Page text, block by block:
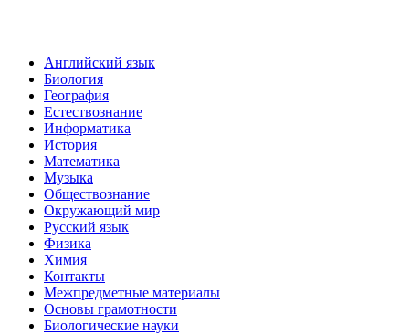
Английский язык
Биология
География
Естествознание
Информатика
История
Математика
Музыка
Обществознание
Окружающий мир
Русский язык
Физика
Химия
Контакты
Межпредметные материалы
Основы грамотности
Биологические науки